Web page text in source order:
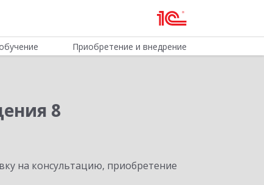
Приобретение и внедрение
8
на консультацию, приобретение